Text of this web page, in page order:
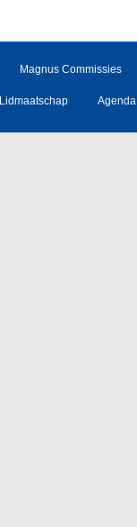
Magnus Commissies
Lidmaatschap Agenda